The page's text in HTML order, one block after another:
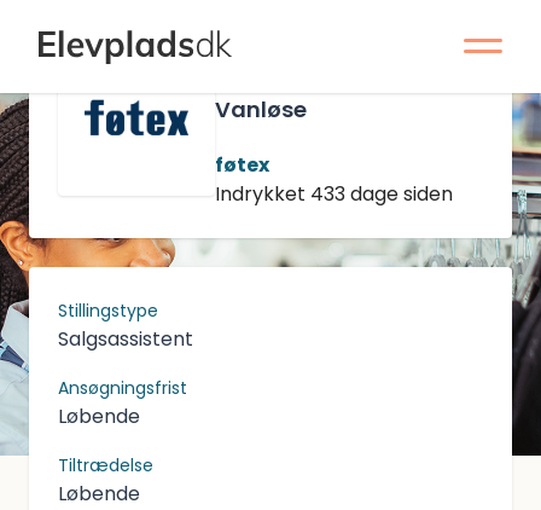
Salgsassistentelev
Vanløse
føtex
Indrykket 433 dage siden
Stillingstype
Salgsassistent
Ansøgningsfrist
Løbende
Tiltrædelse
Løbende